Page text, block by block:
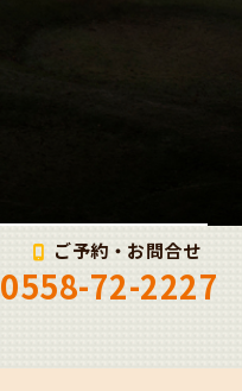
ご予約・お問合せ
0558-72-2227